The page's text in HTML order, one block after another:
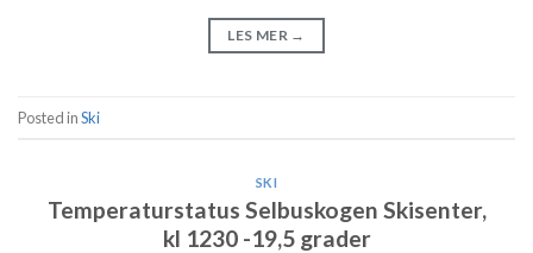
LES MER →
Posted inSki
SKI
Temperaturstatus Selbuskogen Skisenter,
kl 1230 -19,5 grader